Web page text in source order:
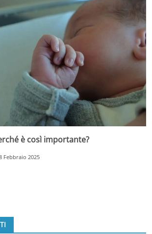
è così importante?
Febbraio 2025